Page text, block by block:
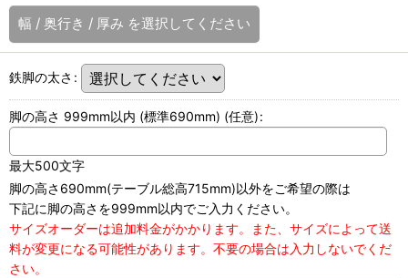
幅 / 奥行き / 厚み を選択してください
鉄脚の太さ :
脚の高さ 999mm以内 (標準690mm) (任意):
最大500文字
脚の高さ690mm(テーブル総高715mm)以外をご希望の際は
下記に脚の高さを999mm以内でご入力ください。
サイズオーダーは追加料金がかかります。また、サイズによって送
料が変更になる可能性があります。不要の場合は入力しないでくだ
さい。